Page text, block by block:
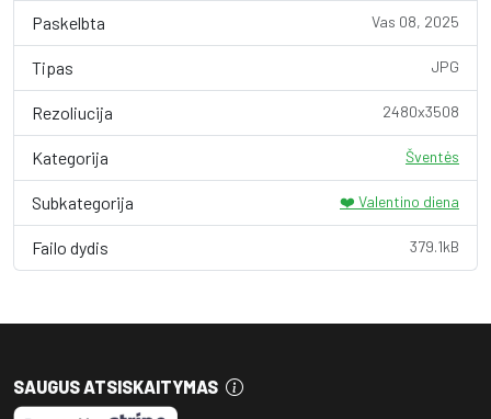
Paskelbta Vas 08, 2025
Tipas JPG
Rezoliucija 2480x3508
Kategorija Šventės
Subkategorija ❤️ Valentino diena
Failo dydis 379.1kB
SAUGUS ATSISKAITYMAS